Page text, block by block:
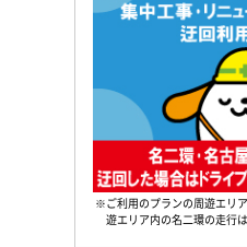
※ご利用のプランの周遊エリ
遊エリア内の名二環の走行